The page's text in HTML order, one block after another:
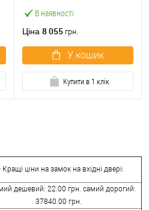
В наявності
Ціна 8 055 грн.
У кошик
Купити в 1 клік
Кращі ціни на замок на вхідні двері:
дешевий: 22.00 грн. самий дорогий:
37840.00 грн.